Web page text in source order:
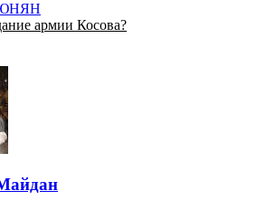
армии Косова?